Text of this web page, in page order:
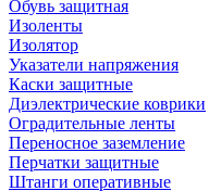
Обувь защитная
Изоленты
Изолятор
Указатели напряжения
Каски защитные
Диэлектрические коврики
Оградительные ленты
Переносное заземление
Перчатки защитные
Штанги оперативные